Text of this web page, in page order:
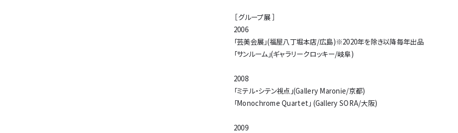
鑿跡高台トレイ
¥20,000
（税別）
カップ＜丸＞
［ グループ展 ］
2006
「芸美会展」(福屋八丁堀本店/広島)※2020年を除き以降毎年出品
「サンルーム」(ギャラリークロッキー/岐阜)
2008
「ミテル・シテン視点」(Gallery Maronie/京都)
「Monochrome Quartet」 (Gallery SORA/大阪)
2009